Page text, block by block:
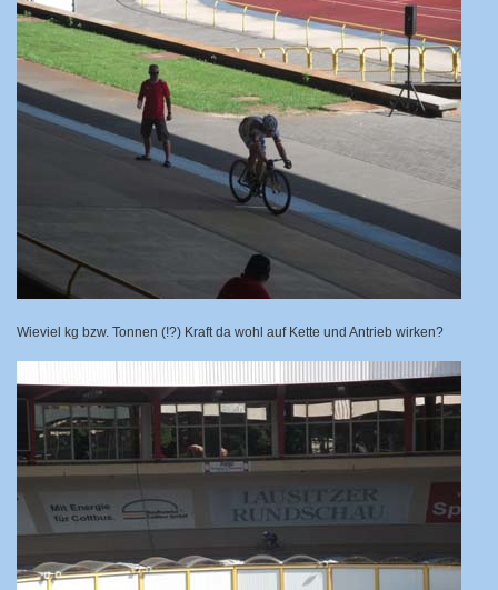
Wieviel kg bzw. Tonnen (!?) Kraft da wohl auf Kette und Antrieb wirken?